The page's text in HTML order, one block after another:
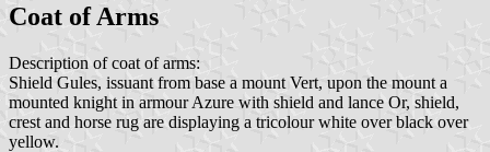
Coat of Arms
Description of coat of arms:
Shield Gules, issuant from base a mount Vert, upon the mount a
mounted knight in armour Azure with shield and lance Or, shield,
crest and horse rug are displaying a tricolour white over black over
yellow.